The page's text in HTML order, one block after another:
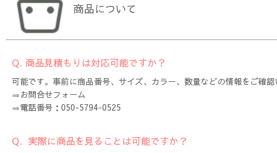
商品について
Q. 商品見積もりは対応可能ですか？
可能です。事前に商品番号、サイズ、カラー、数量などの情報をご確
⇒お問合せフォーム
⇒電話番号：050-5794-0525
Q. 実際に商品を見ることは可能ですか？